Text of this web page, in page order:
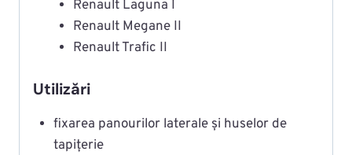
Renault Laguna I
Renault Megane II
Renault Trafic II
Utilizări
fixarea panourilor laterale și huselor de
tapițerie